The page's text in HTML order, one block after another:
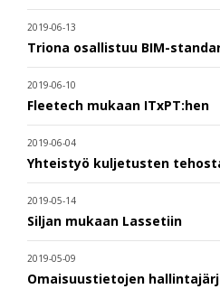
2019-06-13
Triona osallistuu BIM-
2019-06-10
Fleetech mukaan ITxPT:hen
2019-06-04
Yhteistyö kuljetusten
2019-05-14
Siljan mukaan Lassetiin
2019-05-09
Omaisuustietojen